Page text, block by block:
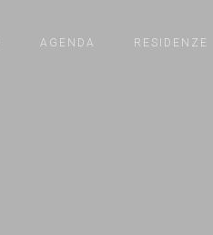
AGENDA RESIDENZE